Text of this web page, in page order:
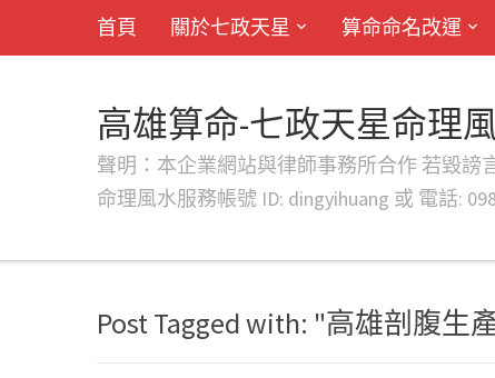
首頁 關於七政天星 算命命名改運
高雄算命-七政天星命理
聲明：本企業網站與律師事務所合作 若毀謗
命理風水服務帳號 ID: dingyihuang 或 電話:
Post Tagged with: "高雄剖腹生